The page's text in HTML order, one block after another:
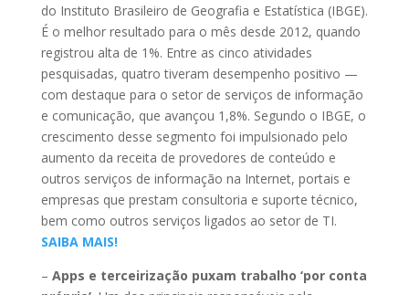
do Instituto Brasileiro de Geografia e Estatística (IBGE).
É o melhor resultado para o mês desde 2012, quando
registrou alta de 1%. Entre as cinco atividades
pesquisadas, quatro tiveram desempenho positivo —
com destaque para o setor de serviços de informação
e comunicação, que avançou 1,8%. Segundo o IBGE, o
crescimento desse segmento foi impulsionado pelo
aumento da receita de provedores de conteúdo e
outros serviços de informação na Internet, portais e
empresas que prestam consultoria e suporte técnico,
bem como outros serviços ligados ao setor de TI.
SAIBA MAIS!
– Apps e terceirização puxam trabalho ‘por conta